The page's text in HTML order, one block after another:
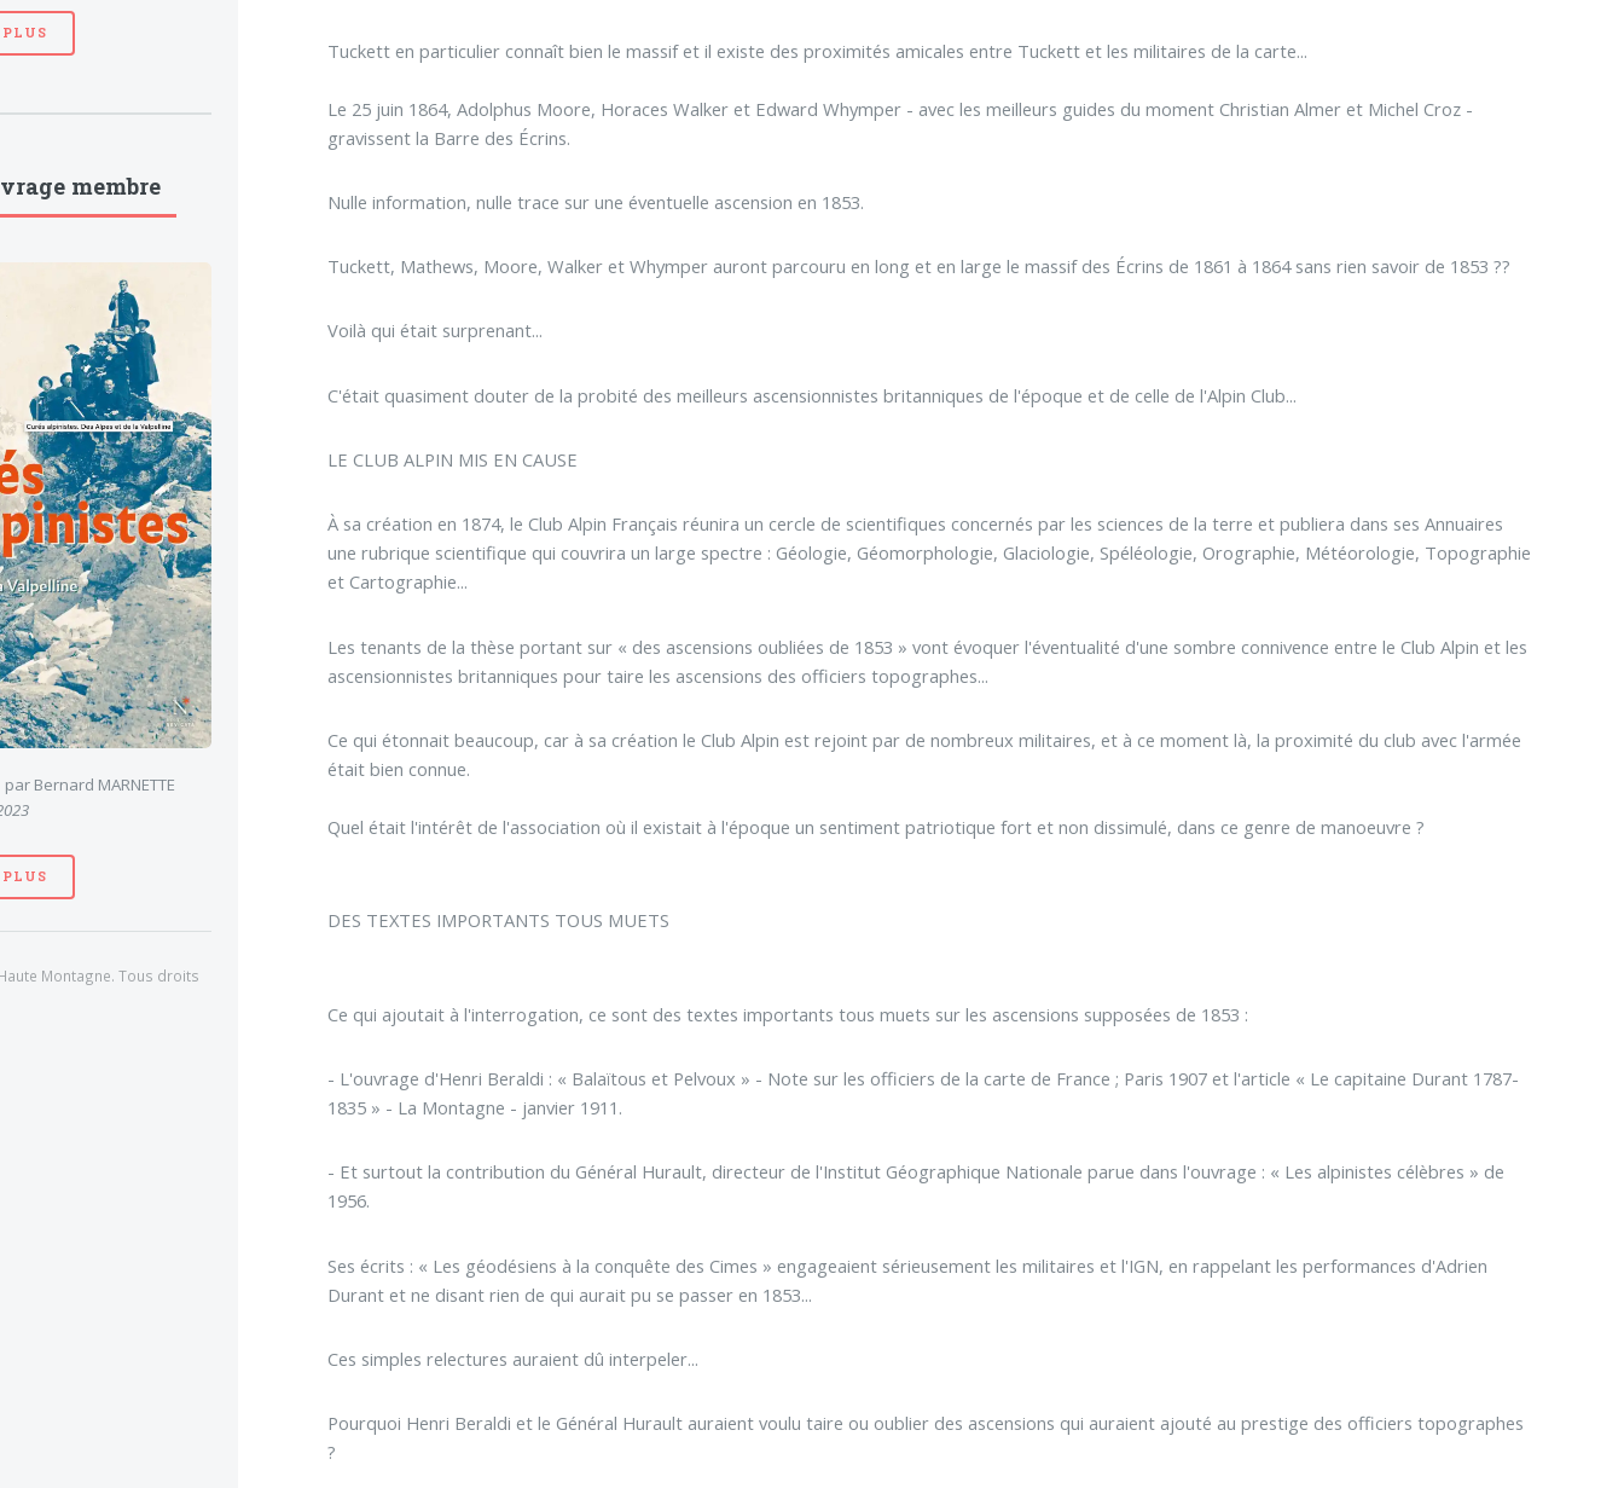
Tuckett en particulier connaît bien le massif et il existe des proximités amicales entre Tuckett et les militaires de la carte...
Le 25 juin 1864, Adolphus Moore, Horaces Walker et Edward Whymper - avec les meilleurs guides du moment Christian Almer et Michel Croz -
gravissent la Barre des Écrins.
Nulle information, nulle trace sur une éventuelle ascension en 1853.
Tuckett, Mathews, Moore, Walker et Whymper auront parcouru en long et en large le massif des Écrins de 1861 à 1864 sans rien savoir de 1853 ??
Voilà qui était surprenant...
C'était quasiment douter de la probité des meilleurs ascensionnistes britanniques de l'époque et de celle de l'Alpin Club...
LE CLUB ALPIN MIS EN CAUSE
À sa création en 1874, le Club Alpin Français réunira un cercle de scientifiques concernés par les sciences de la terre et publiera dans ses Annuaires
une rubrique scientifique qui couvrira un large spectre : Géologie, Géomorphologie, Glaciologie, Spéléologie, Orographie, Météorologie, Topographie
et Cartographie...
Les tenants de la thèse portant sur « des ascensions oubliées de 1853 » vont évoquer l'éventualité d'une sombre connivence entre le Club Alpin et les
ascensionnistes britanniques pour taire les ascensions des officiers topographes...
Ce qui étonnait beaucoup, car à sa création le Club Alpin est rejoint par de nombreux militaires, et à ce moment là, la proximité du club avec l'armée
était bien connue.
Quel était l'intérêt de l'association où il existait à l'époque un sentiment patriotique fort et non dissimulé, dans ce genre de manoeuvre ?
DES TEXTES IMPORTANTS TOUS MUETS
Ce qui ajoutait à l'interrogation, ce sont des textes importants tous muets sur les ascensions supposées de 1853 :
- L'ouvrage d'Henri Beraldi : « Balaïtous et Pelvoux » - Note sur les officiers de la carte de France ; Paris 1907 et l'article « Le capitaine Durant 1787-
1835 » - La Montagne - janvier 1911.
- Et surtout la contribution du Général Hurault, directeur de l'Institut Géographique Nationale parue dans l'ouvrage : « Les alpinistes célèbres » de
1956.
Ses écrits : « Les géodésiens à la conquête des Cimes » engageaient sérieusement les militaires et l'IGN, en rappelant les performances d'Adrien
Durant et ne disant rien de qui aurait pu se passer en 1853...
Ces simples relectures auraient dû interpeler...
Pourquoi Henri Beraldi et le Général Hurault auraient voulu taire ou oublier des ascensions qui auraient ajouté au prestige des officiers topographes
?
PLUS
membre
Bernard MARNETTE
PLUS
Montagne. Tous droits